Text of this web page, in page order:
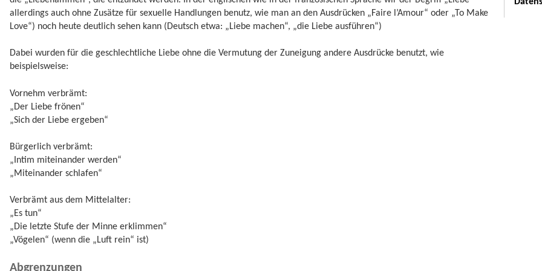
allerdings auch ohne Zusätze für sexuelle Handlungen benutz, wie man an den Ausdrücken „Faire l’Amour“ oder „To Make
Love“) noch heute deutlich sehen kann (Deutsch etwa: „Liebe machen“, „die Liebe ausführen“)
Dabei wurden für die geschlechtliche Liebe ohne die Vermutung der Zuneigung andere Ausdrücke benutzt, wie
beispielsweise:
Vornehm verbrämt:
„Der Liebe frönen“
„Sich der Liebe ergeben“
Bürgerlich verbrämt:
„Intim miteinander werden“
„Miteinander schlafen“
Verbrämt aus dem Mittelalter:
„Es tun“
„Die letzte Stufe der Minne erklimmen“
„Vögelen“ (wenn die „Luft rein“ ist)
Abgrenzungen